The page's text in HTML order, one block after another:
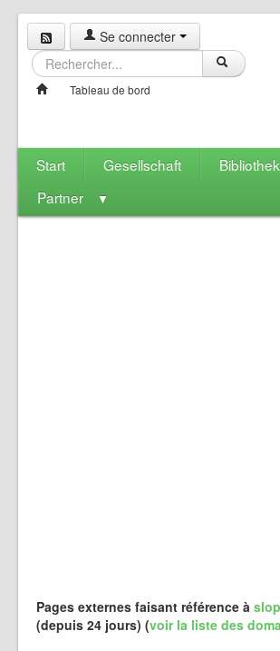
Se connecter
Tableau de bord
Start Gesellschaft Bibliothek
Partner
▼
Pages externes faisant référence à
(depuis 24 jours) (voir la liste des